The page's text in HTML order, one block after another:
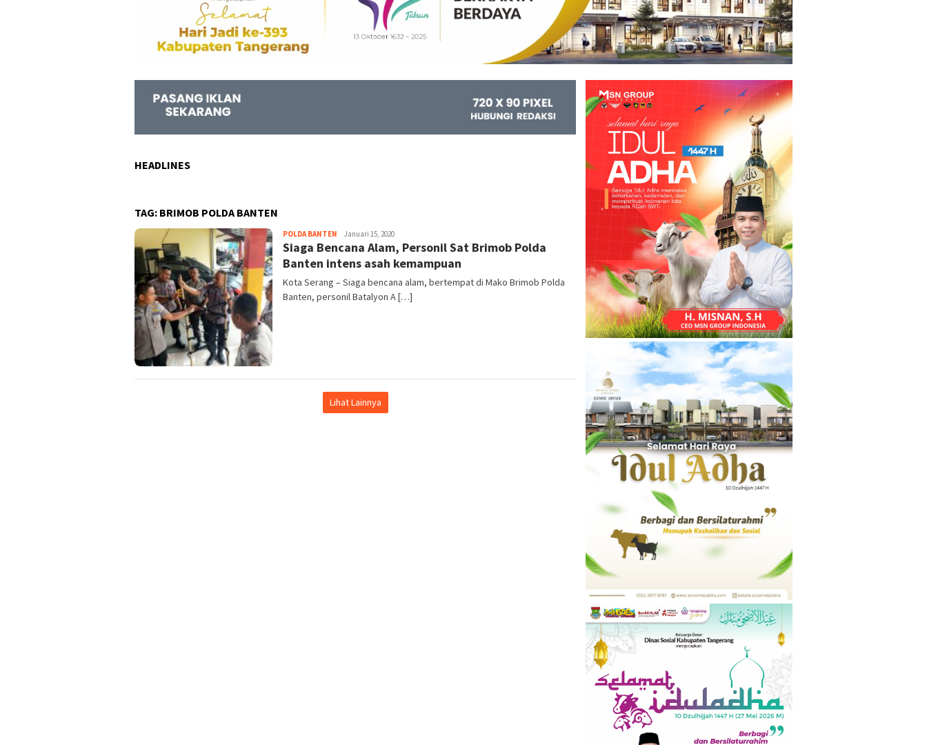
HEADLINES
TAG: BRIMOB POLDA BANTEN
POLDA BANTEN Kejar
Info
Januari 15, 2020
Siaga Bencana Alam, Personil Sat Brimob Polda
Banten intens asah kemampuan
Kota Serang – Siaga bencana alam, bertempat di Mako Brimob Polda
Banten, personil Batalyon A […]
Lihat Lainnya